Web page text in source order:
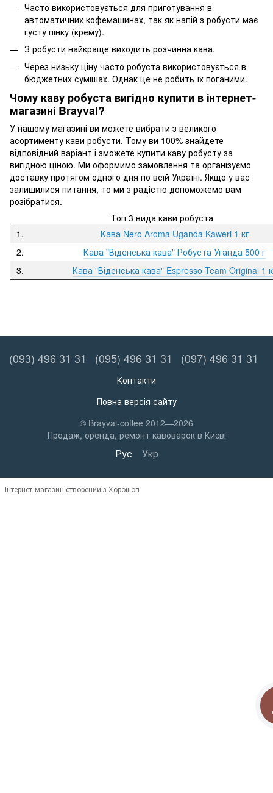
Часто використовується для приготування в
автоматичних кофемашинах, так як напій з робусти має
густу пінку (крему).
З робусти найкраще виходить розчинна кава.
Через низьку ціну часто робуста використовується в
бюджетних сумішах. Однак це не робить їх поганими.
Чому каву робуста вигідно купити в інтернет-
магазині Brayval?
У нашому магазині ви можете вибрати з великого
асортименту кави робусти. Тому ви 100% знайдете
відповідний варіант і зможете купити каву робусту за
вигідною ціною. Ми оформимо замовлення та організуємо
доставку протягом одного дня по всій Україні. Якщо у вас
залишилися питання, то ми з радістю допоможемо вам
розібратися.
Топ 3 вида кави робуста
1.
Кава Nero Aroma Uganda Kaweri 1 кг
2.
Кава "Віденська кава" Робуста Уганда 500 г
3.
Кава "Віденська кава" Espresso Team Original 1
(093) 496 31 31 (095) 496 31 31 (097) 496 31 31
Контакти
Повна версія сайту
© Brayval-coffee 2012—2026
Продаж, оренда, ремонт кавоварок в Києві
Рус Укр
Інтернет-магазин створений з Хорошоп